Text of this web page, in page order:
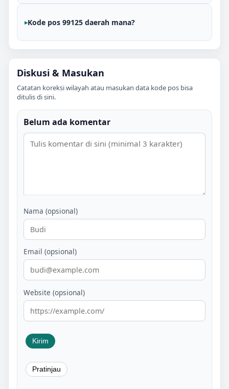
Kode pos 99125 daerah mana?
Diskusi & Masukan
Catatan koreksi wilayah atau masukan data kode pos bisa
ditulis di sini.
Belum ada komentar
Nama (opsional)
Email (opsional)
Website (opsional)